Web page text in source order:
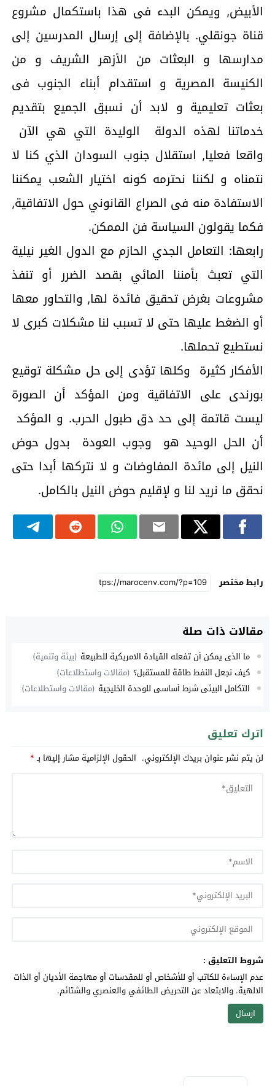
الأبيض, ويمكن البدء فى هذا باستكمال مشروع
قناة جونقلي. بالإضافة إلى إرسال المدرسين إلى
مدارسها و البعثات من الأزهر الشريف و من
الكنيسة المصرية و استقدام أبناء الجنوب فى
بعثات تعليمية و لابد أن نسبق الجميع بتقديم
خدماتنا لهذه الدولة الوليدة التي هي الآن
واقعا فعليا, استقلال جنوب السودان الذي كنا لا
نتمناه و لكننا نحترمه كونه اختيار الشعب يمكننا
الاستفادة منه فى الصراع القانوني حول الاتفاقية,
فكما يقولون السياسة فن الممكن.
رابعها: التعامل الجدي الحازم مع الدول الغير نيلية
التي تعبث بأمننا المائي بقصد الضرر أو تنفذ
مشروعات بغرض تحقيق فائدة لها, والتحاور معها
أو الضغط عليها حتى لا تسبب لنا مشكلات كبرى لا
نستطيع تحملها.
الأفكار كثيرة وكلها تؤدى إلى حل مشكلة توقيع
بورندى على الاتفاقية ومن المؤكد أن الصورة
ليست قاتمة إلى حد دق طبول الحرب. و المؤكد
أن الحل الوحيد هو وجوب العودة بدول حوض
النيل إلى مائدة المفاوضات و لا نتركها أبدا حتى
نحقق ما نريد لنا و لإقليم حوض النيل بالكامل.
رابط مختصر
مقالات ذات صلة
ما الذي يمكن أن تفعله القيادة الامريكية للطبيعة (بيئة وتنمية)
كيف نجعل النفط طاقة للمستقبل؟ (مقالات واستطلاعات)
التكامل البيئي شرط أساسي للوحدة الخليجية (مقالات واستطلاعات)
اترك تعليق
لن يتم نشر عنوان بريدك الإلكتروني. الحقول الإلزامية مشار إليها بـ*
شروط التعليق :
عدم الإساءة للكاتب أو للأشخاص أو للمقدسات أو مهاجمة الأديان أو الذات
الالهية. والابتعاد عن التحريض الطائفي والعنصري والشتائم.